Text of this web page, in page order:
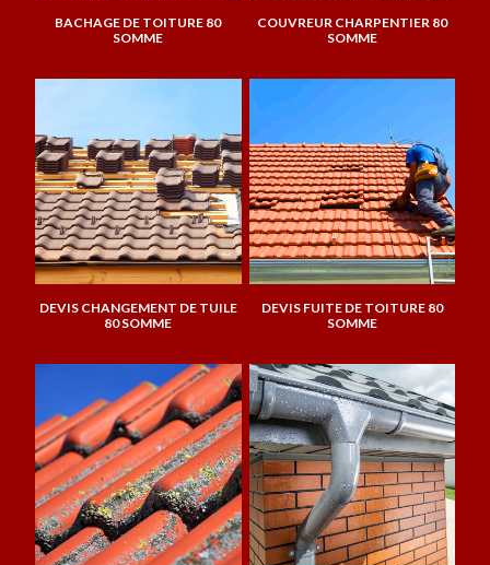
BACHAGE DE TOITURE 80
SOMME
COUVREUR CHARPENTIER 80
SOMME
DEVIS CHANGEMENT DE TUILE
80 SOMME
DEVIS FUITE DE TOITURE 80
SOMME